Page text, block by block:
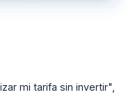
mi tarifa sin invertir",